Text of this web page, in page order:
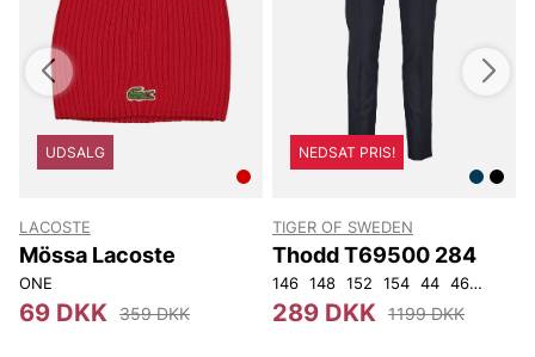
UDSALG
LACOSTE
Mössa Lacoste
ONE
69 DKK 359 DKK
NEDSAT PRIS!
TIGER OF SWEDEN
Thodd T69500 284
146 148 152 154 44 46 48
289 DKK 1199 DKK